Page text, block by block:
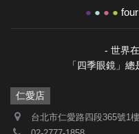
● ● ● ●
- 世界
「四季眼鏡」
仁愛店
台北市仁愛路四段365號1樓